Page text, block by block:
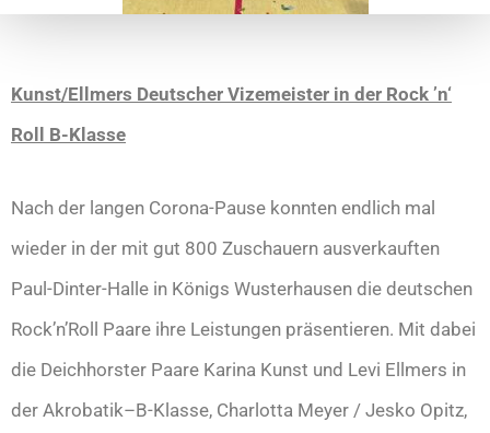
Kunst/Ellmers Deutscher Vizemeister in der Rock ’n‘
Roll B-Klasse
Nach der langen Corona-Pause konnten endlich mal
wieder in der mit gut 800 Zuschauern ausverkauften
Paul-Dinter-Halle in Königs Wusterhausen die deutschen
Rock’n’Roll Paare ihre Leistungen präsentieren. Mit dabei
die Deichhorster Paare Karina Kunst und Levi Ellmers in
der Akrobatik–B-Klasse, Charlotta Meyer / Jesko Opitz,